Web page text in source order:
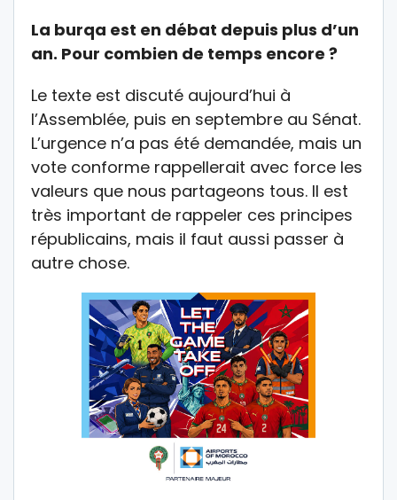
La burqa est en débat depuis plus d’un
an. Pour combien de temps encore ?
Le texte est discuté aujourd’hui à
l’Assemblée, puis en septembre au Sénat.
L’urgence n’a pas été demandée, mais un
vote conforme rappellerait avec force les
valeurs que nous partageons tous. Il est
très important de rappeler ces principes
républicains, mais il faut aussi passer à
autre chose.